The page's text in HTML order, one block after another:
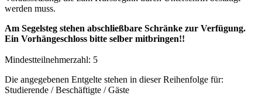
werden muss.
Am Segelsteg stehen abschließbare Schränke zur Verfügung.
Ein Vorhängeschloss bitte selber mitbringen!!
Mindestteilnehmerzahl: 5
Die angegebenen Entgelte stehen in dieser Reihenfolge für:
Studierende / Beschäftigte / Gäste